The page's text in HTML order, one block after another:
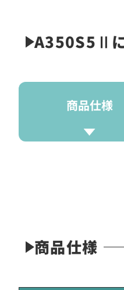
A350S5Ⅱ
商品仕様
商品仕様